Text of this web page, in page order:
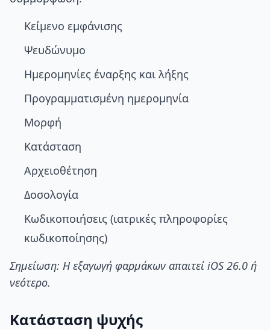
Κείμενο εμφάνισης
Ψευδώνυμο
Ημερομηνίες έναρξης και λήξης
Προγραμματισμένη ημερομηνία
Μορφή
Κατάσταση
Αρχειοθέτηση
Δοσολογία
Κωδικοποιήσεις (ιατρικές πληροφορίες
κωδικοποίησης)
Σημείωση: Η εξαγωγή φαρμάκων απαιτεί iOS 26.0 ή
νεότερο.
Κατάσταση ψυχής